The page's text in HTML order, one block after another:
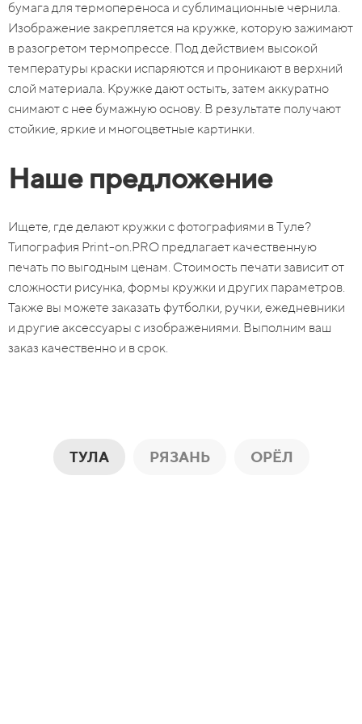
бумага для термопереноса и сублимационные чернила.
Изображение закрепляется на кружке, которую зажимают
в разогретом термопрессе. Под действием высокой
температуры краски испаряются и проникают в верхний
слой материала. Кружке дают остыть, затем аккуратно
снимают с нее бумажную основу. В результате получают
стойкие, яркие и многоцветные картинки.
Наше предложение
Ищете, где делают кружки с фотографиями в Туле?
Типография Print-on.PRO предлагает качественную
печать по выгодным ценам. Стоимость печати зависит от
сложности рисунка, формы кружки и других параметров.
Также вы можете заказать футболки, ручки, ежедневники
и другие аксессуары с изображениями. Выполним ваш
заказ качественно и в срок.
ТУЛА РЯЗАНЬ ОРЁЛ